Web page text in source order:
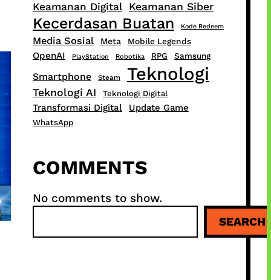
Keamanan Digital Keamanan Siber
Kecerdasan Buatan Kode Redeem
Media Sosial Meta Mobile Legends
OpenAI PlayStation Robotika RPG Samsung
Smartphone Steam Teknologi
Teknologi AI Teknologi Digital
Transformasi Digital Update Game
WhatsApp
COMMENTS
No comments to show.
a
SEARCH